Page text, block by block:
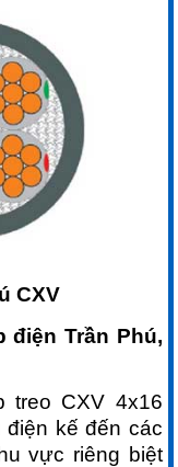
CXV
điện Trần Phú,
treo CXV 4x16
kế đến các
vực riêng biệt